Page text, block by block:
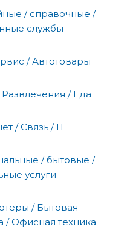
/ справочные /
службы
/ Автотовары
Развлечения / Еда
/ Связь / IT
/ бытовые /
услуги
/ Бытовая
/ Офисная техника